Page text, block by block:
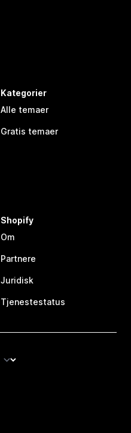
Kategorier
Alle temaer
Gratis temaer
Shopify
Om
Partnere
Juridisk
Tjenestestatus